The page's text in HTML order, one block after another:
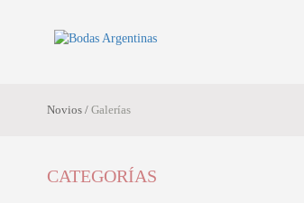
Novios / Galerías
CATEGORÍAS